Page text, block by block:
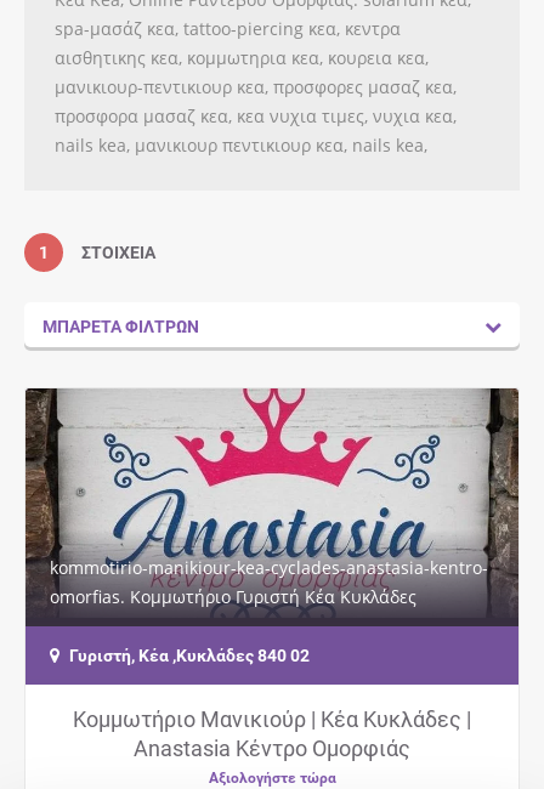
spa-μασάζ κεα, tattoo-piercing κεα, κεντρα
αισθητικης κεα, κομμωτηρια κεα, κουρεια κεα,
μανικιουρ-πεντικιουρ κεα, προσφορες μασαζ κεα,
προσφορα μασαζ κεα, κεα νυχια τιμες, νυχια κεα,
nails kea, μανικιουρ πεντικιουρ κεα, nails kea,
1 ΣΤΟΙΧΕΊΑ
ΜΠΑΡΈΤΑ ΦΊΛΤΡΩΝ
kommotirio-manikiour-kea-cyclades-anastasia-kentro-
omorfias. Κομμωτήριο Γυριστή Κέα Κυκλάδες
Anastasia Κέντρο Ομορφιάς. Στο κέντρο ομορφιάς…
Γυριστή, Κέα ,Κυκλάδες 840 02
Κομμωτήριο Μανικιούρ | Κέα Κυκλάδες |
Anastasia Κέντρο Ομορφιάς
Αξιολογήστε τώρα